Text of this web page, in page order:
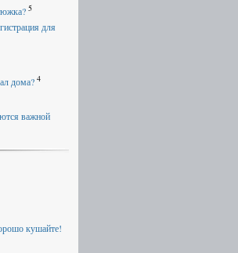
5
для
дома? 4
важной
кушайте!